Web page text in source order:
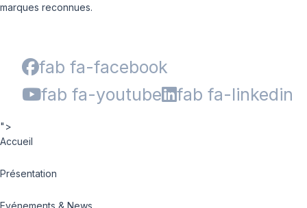
marques reconnues.
fab fa-facebook
fab fa-youtube
fab fa-linkedin
">
Accueil
Présentation
Evénements & News